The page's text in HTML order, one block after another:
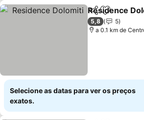
PartilharAdicionar
Residence
5,8
5
a 0.1 km de
Selecione as datas para ver os preços
exatos.